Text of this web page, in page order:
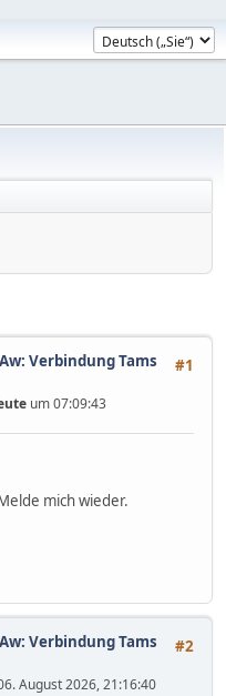
#1
Aw: Verbindung Tams
um 07:09:43
mich wieder.
#2
Aw: Verbindung Tams
August 2026, 21:16:40